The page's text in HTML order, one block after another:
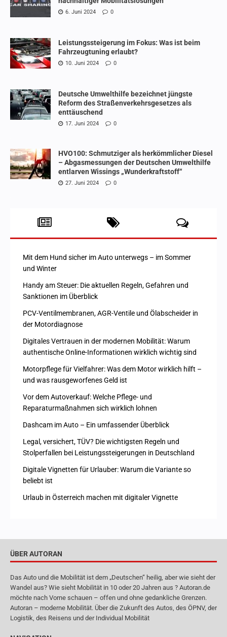
6. Juni 2024 0
Leistungssteigerung im Fokus: Was ist beim
Fahrzeugtuning erlaubt?
10. Juni 2024 0
Deutsche Umwelthilfe bezeichnet jüngste
Reform des Straßenverkehrsgesetzes als
enttäuschend
17. Juni 2024 0
HVO100: Schmutziger als herkömmlicher Diesel
– Abgasmessungen der Deutschen Umwelthilfe
entlarven Wissings „Wunderkraftstoff“
27. Juni 2024 0
Mit dem Hund sicher im Auto unterwegs – im Sommer
und Winter
Handy am Steuer: Die aktuellen Regeln, Gefahren und
Sanktionen im Überblick
PCV-Ventilmembranen, AGR-Ventile und Ölabscheider in
der Motordiagnose
Digitales Vertrauen in der modernen Mobilität: Warum
authentische Online-Informationen wirklich wichtig sind
Motorpflege für Vielfahrer: Was dem Motor wirklich hilft –
und was rausgeworfenes Geld ist
Vor dem Autoverkauf: Welche Pflege- und
Reparaturmaßnahmen sich wirklich lohnen
Dashcam im Auto – Ein umfassender Überblick
Legal, versichert, TÜV? Die wichtigsten Regeln und
Stolperfallen bei Leistungssteigerungen in Deutschland
Digitale Vignetten für Urlauber: Warum die Variante so
beliebt ist
Urlaub in Österreich machen mit digitaler Vignette
ÜBER AUTORAN
Das Auto und die Mobilität ist dem „Deutschen“ heilig, aber wie sieht der
Wandel aus? Wie sieht Mobilität in 10 oder 20 Jahren aus ? Autoran.de
möchte nach Vorne schauen – offen und ohne gedankliche Grenzen.
Autoran – moderne Mobilität. Über die Zukunft des Autos, des ÖPNV, der
Logistik, des Reisens und der Individual Mobilität